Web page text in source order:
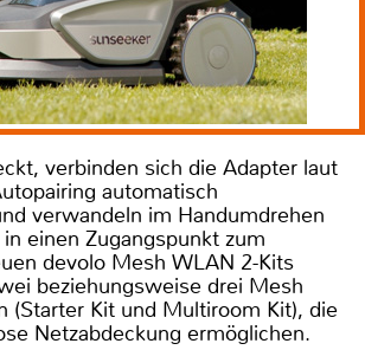
verbinden sich die Adapter laut
automatisch
verwandeln im Handumdrehen
einen Zugangspunkt zum
devolo Mesh WLAN 2-Kits
beziehungsweise drei Mesh
(Starter Kit und Multiroom Kit), die
Netzabdeckung ermöglichen.